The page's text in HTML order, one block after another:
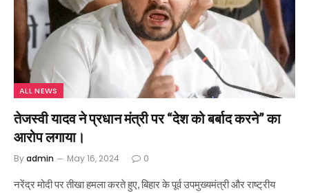
ALL NEWS
तेजस्वी यादव ने प्रधान मंत्री पर “देश को बर्बाद करने” का
आरोप लगाया।
Byadmin May 16, 2024 0
नरेंद्र मोदी पर तीखा हमला करते हुए, बिहार के पूर्व उपमुख्यमंत्री और राष्ट्रीय